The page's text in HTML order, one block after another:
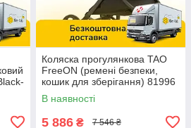
Коляска прогулянкова TAO
FreeON (ремені безпеки,
кошик для зберігання) 81996
Зелена
В наявності
5 886 ₴ 7 546 ₴